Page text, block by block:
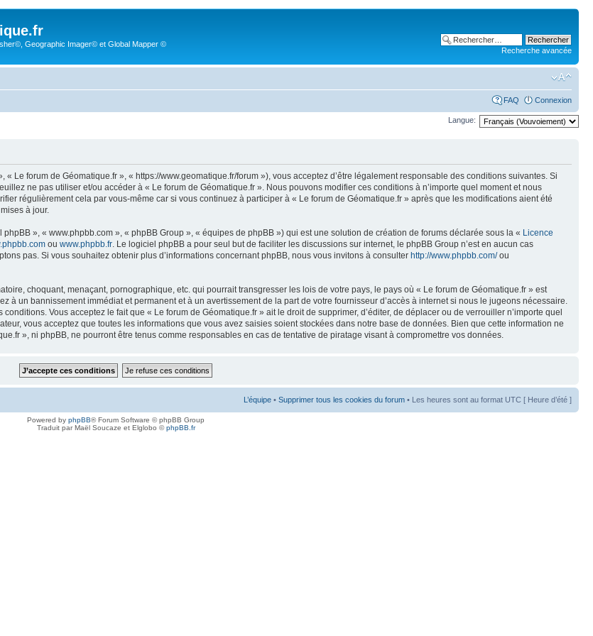
Geographic Imager© et Global Mapper ©
Recherche avancée
FAQ Connexion
Langue:
Le forum de Géomatique.fr », « https://www.geomatique.fr/forum »), vous acceptez d’être légalement responsable des conditions suivantes. Si
ne pas utiliser et/ou accéder à « Le forum de Géomatique.fr ». Nous pouvons modifier ces conditions à n’importe quel moment et nous
régulièrement cela par vous-même car si vous continuez à participer à « Le forum de Géomatique.fr » après que les modifications aient été
à jour.
», « www.phpbb.com », « phpBB Group », « équipes de phpBB ») qui est une solution de création de forums déclarée sous la « Licence
ou www.phpbb.fr. Le logiciel phpBB a pour seul but de faciliter les discussions sur internet, le phpBB Group n’est en aucun cas
pas. Si vous souhaitez obtenir plus d’informations concernant phpBB, nous vous invitons à consulter http://www.phpbb.com/ou
choquant, menaçant, pornographique, etc. qui pourrait transgresser les lois de votre pays, le pays où « Le forum de Géomatique.fr » est
à un bannissement immédiat et permanent et à un avertissement de la part de votre fournisseur d’accès à internet si nous le jugeons nécessaire.
Vous acceptez le fait que « Le forum de Géomatique.fr » ait le droit de supprimer, d’éditer, de déplacer ou de verrouiller n’importe quel
vous acceptez que toutes les informations que vous avez saisies soient stockées dans notre base de données. Bien que cette information ne
», ni phpBB, ne pourront être tenus comme responsables en cas de tentative de piratage visant à compromettre vos données.
L’équipe • Supprimer tous les cookies du forum • Les heures sont au format UTC [ Heure d’été ]
Powered by phpBB® Forum Software © phpBB Group
Traduit par Maël Soucaze et Elglobo ©phpBB.fr